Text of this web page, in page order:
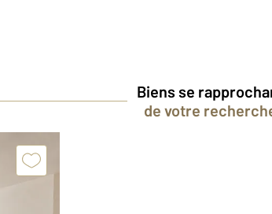
Biens se
de votre